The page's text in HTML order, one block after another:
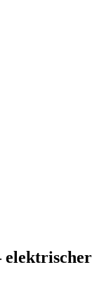
elektrischer